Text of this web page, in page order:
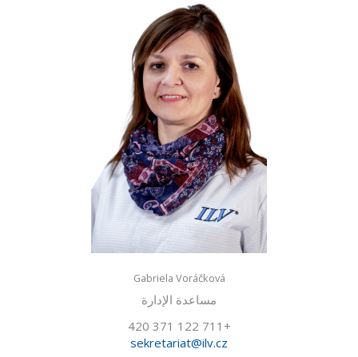
Gabriela Voráčková
مساعدة الإدارة
+420 371 122 711
sekretariat@ilv.cz